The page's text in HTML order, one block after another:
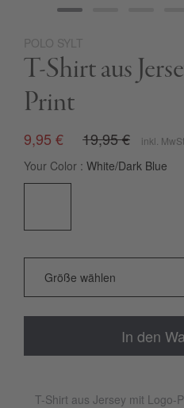
Zum
Anfang
Bildgalerie
springen
POLO SYLT
T-Shirt aus
Print
9,95 € 19,95 € inkl. MwSt.
Your Color White/Dark Blue
In den
T-Shirt aus Jersey mit Logo-